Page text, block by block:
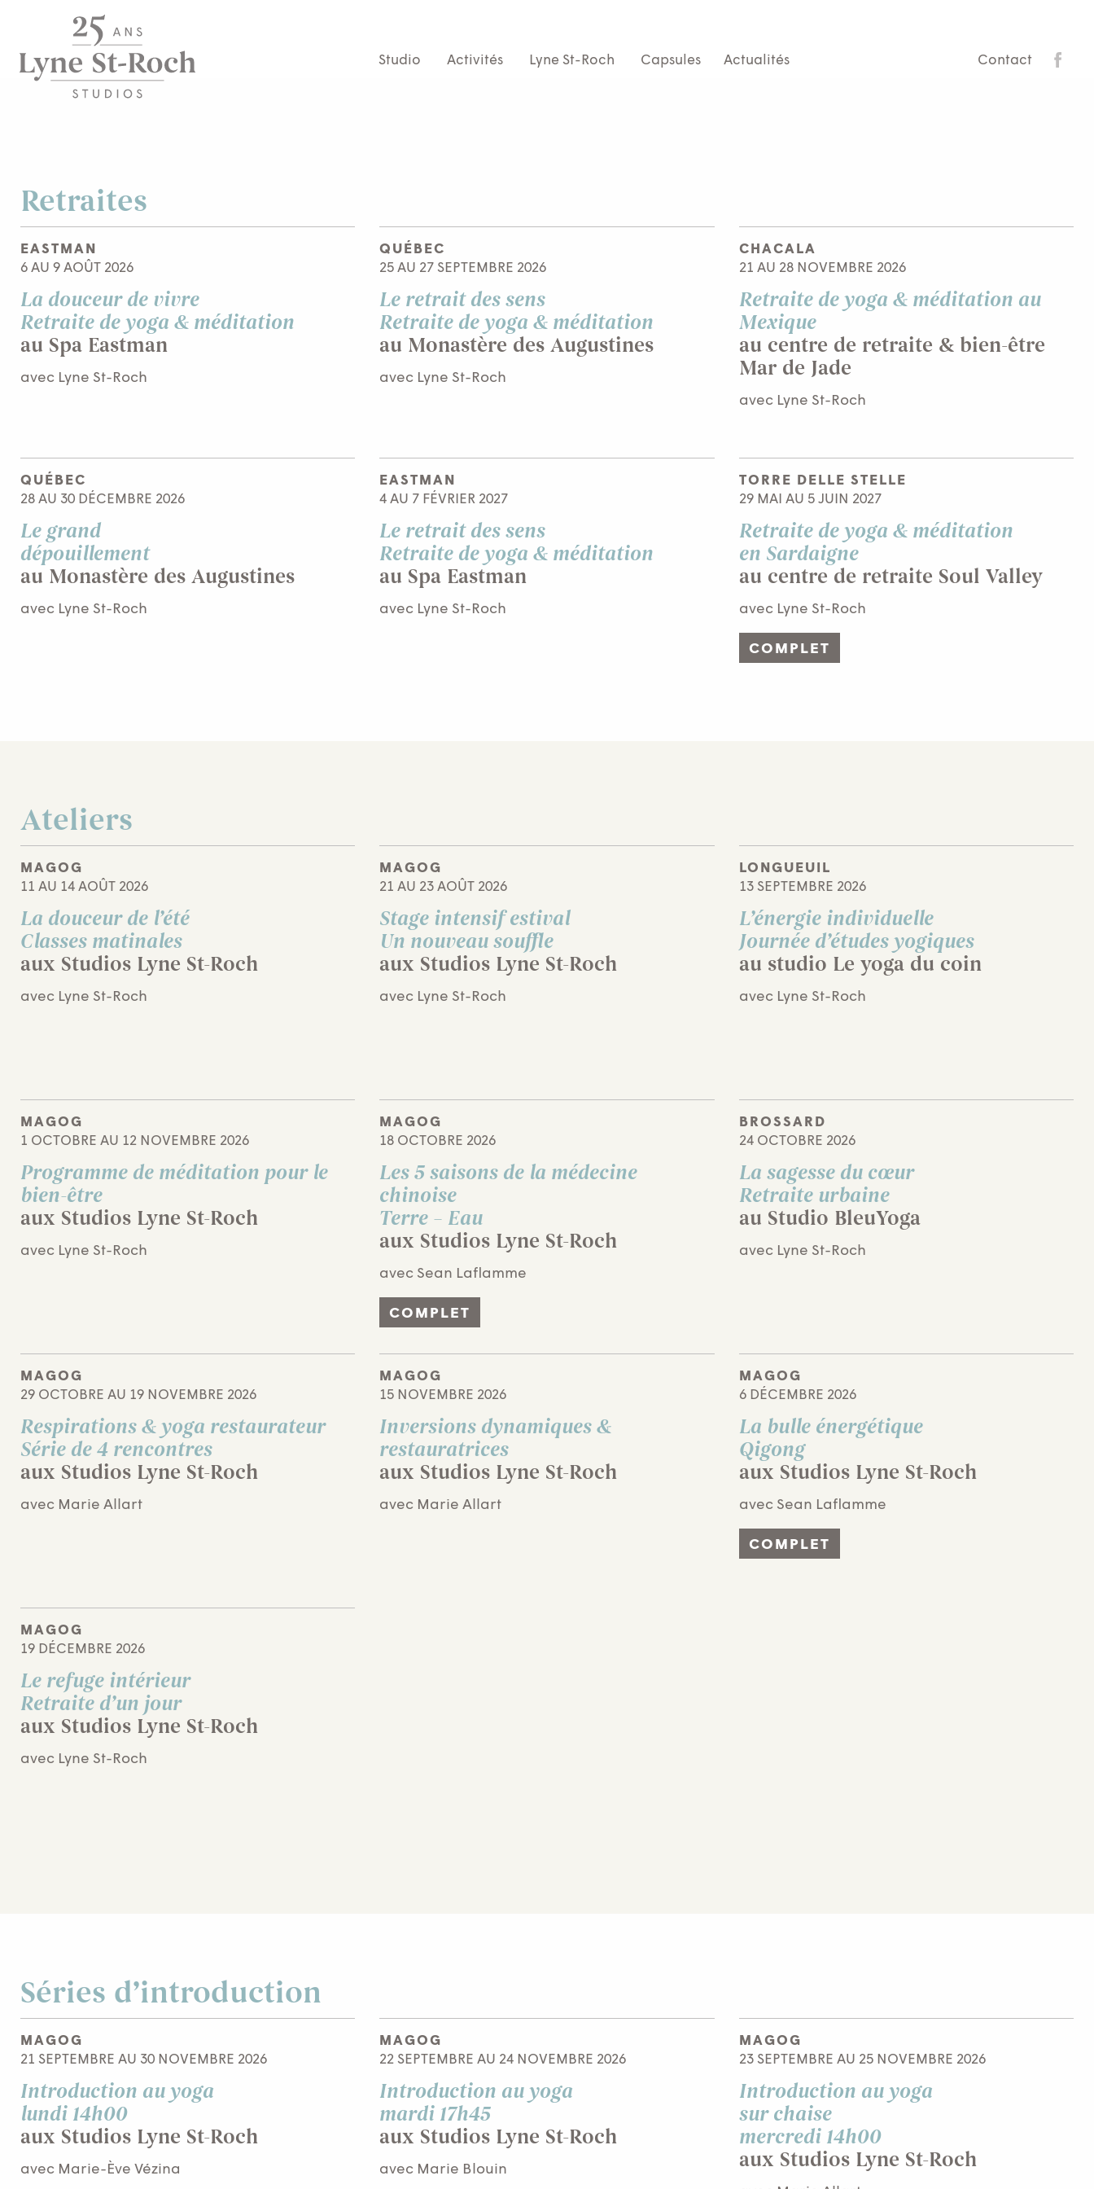
Contact
Studio Activités Lyne St-Roch Capsules Actualités
Retraites
EASTMAN
6 AU 9 AOÛT 2026
La douceur de vivre
Retraite de yoga & méditation
au Spa Eastman
avec Lyne St-Roch
QUÉBEC
25 AU 27 SEPTEMBRE 2026
Le retrait des sens
Retraite de yoga & méditation
au Monastère des Augustines
avec Lyne St-Roch
CHACALA
21 AU 28 NOVEMBRE 2026
Retraite de yoga & méditation au
Mexique
au centre de retraite & bien-être
Mar de Jade
avec Lyne St-Roch
QUÉBEC
28 AU 30 DÉCEMBRE 2026
Le grand
dépouillement
au Monastère des Augustines
avec Lyne St-Roch
EASTMAN
4 AU 7 FÉVRIER 2027
Le retrait des sens
Retraite de yoga & méditation
au Spa Eastman
avec Lyne St-Roch
TORRE DELLE STELLE
29 MAI AU 5 JUIN 2027
Retraite de yoga & méditation
en Sardaigne
au centre de retraite Soul Valley
avec Lyne St-Roch
COMPLET
Ateliers
MAGOG
11 AU 14 AOÛT 2026
La douceur de l’été
Classes matinales
aux Studios Lyne St-Roch
avec Lyne St-Roch
MAGOG
21 AU 23 AOÛT 2026
Stage intensif estival
Un nouveau souffle
aux Studios Lyne St-Roch
avec Lyne St-Roch
LONGUEUIL
13 SEPTEMBRE 2026
L’énergie individuelle
Journée d’études yogiques
au studio Le yoga du coin
avec Lyne St-Roch
MAGOG
1 OCTOBRE AU 12 NOVEMBRE 2026
Programme de méditation pour le
bien-être
aux Studios Lyne St-Roch
avec Lyne St-Roch
MAGOG
18 OCTOBRE 2026
Les 5 saisons de la médecine
chinoise
Terre – Eau
aux Studios Lyne St-Roch
avec Sean Laflamme
COMPLET
BROSSARD
24 OCTOBRE 2026
La sagesse du cœur
Retraite urbaine
au Studio BleuYoga
avec Lyne St-Roch
MAGOG
29 OCTOBRE AU 19 NOVEMBRE 2026
Respirations & yoga restaurateur
Série de 4 rencontres
aux Studios Lyne St-Roch
avec Marie Allart
MAGOG
15 NOVEMBRE 2026
Inversions dynamiques &
restauratrices
aux Studios Lyne St-Roch
avec Marie Allart
MAGOG
6 DÉCEMBRE 2026
La bulle énergétique
Qigong
aux Studios Lyne St-Roch
avec Sean Laflamme
COMPLET
MAGOG
19 DÉCEMBRE 2026
Le refuge intérieur
Retraite d’un jour
aux Studios Lyne St-Roch
avec Lyne St-Roch
Séries d’introduction
MAGOG
21 SEPTEMBRE AU 30 NOVEMBRE 2026
Introduction au yoga
lundi 14h00
aux Studios Lyne St-Roch
avec Marie-Ève Vézina
MAGOG
22 SEPTEMBRE AU 24 NOVEMBRE 2026
Introduction au yoga
mardi 17h45
aux Studios Lyne St-Roch
avec Marie Blouin
MAGOG
23 SEPTEMBRE AU 25 NOVEMBRE 2026
Introduction au yoga
sur chaise
mercredi 14h00
aux Studios Lyne St-Roch